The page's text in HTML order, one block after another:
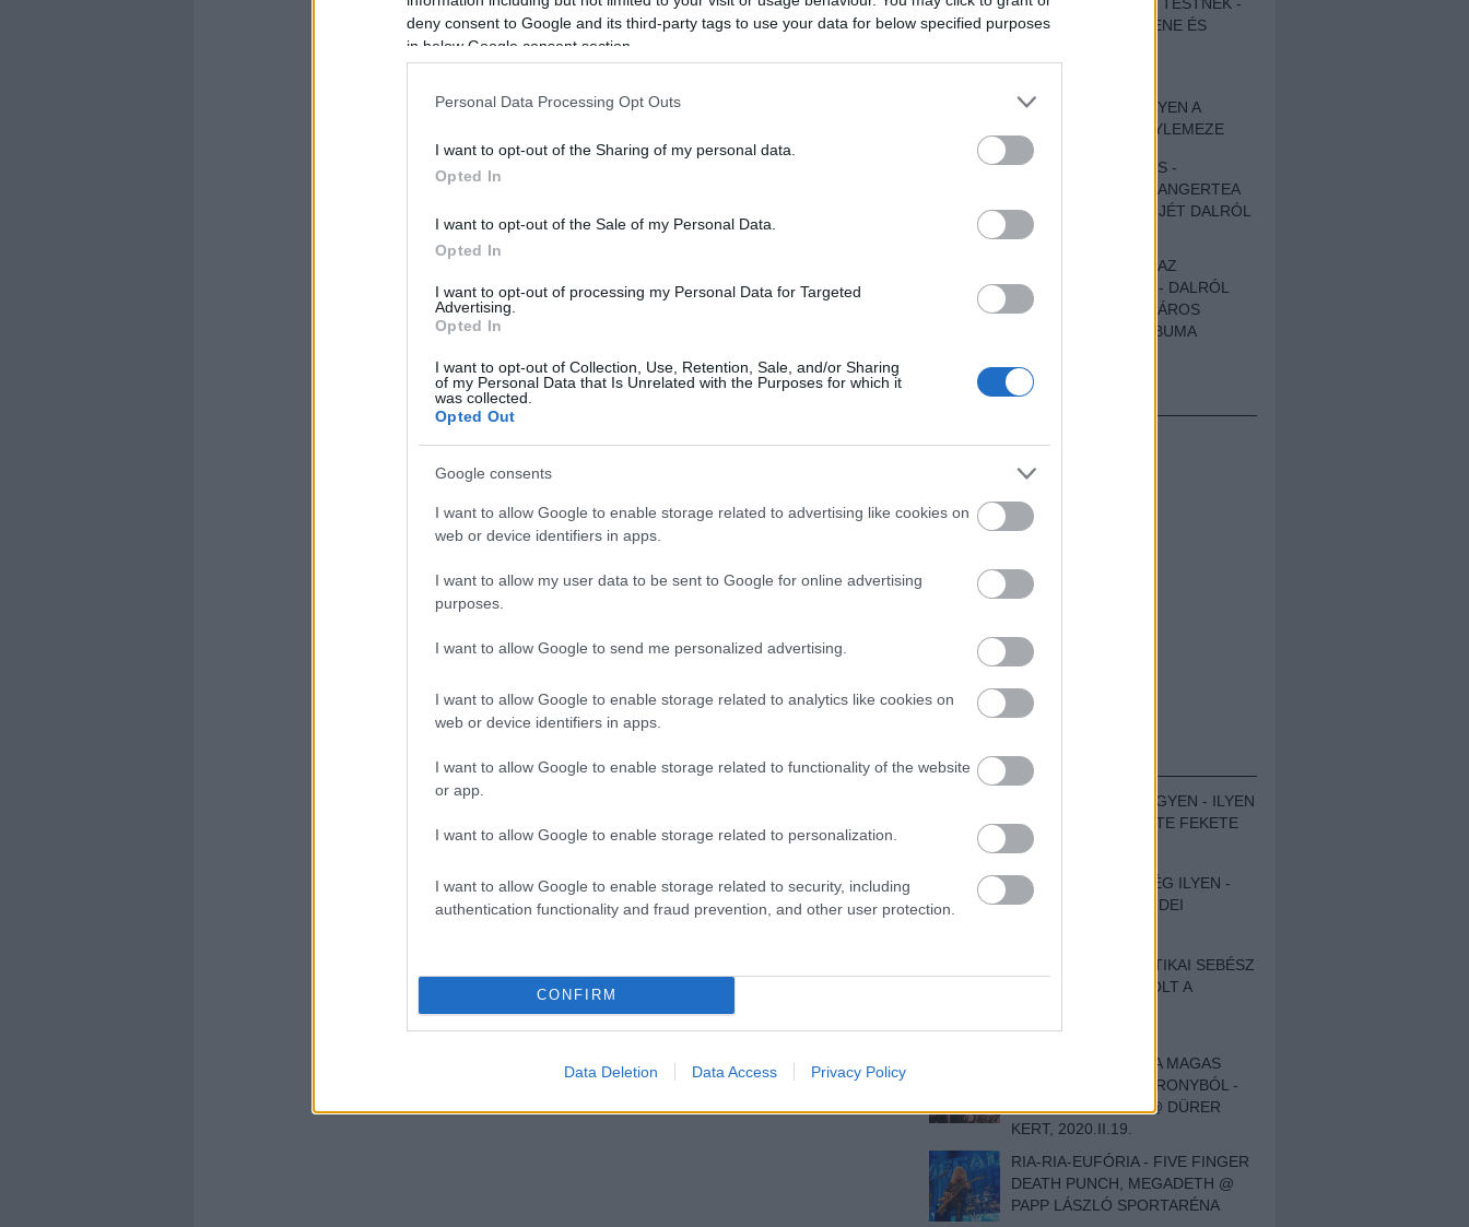
deny consent to Google and its third-party tags to use your data for below specified purposes
in below Google consent section.
Personal Data Processing Opt Outs
I want to opt-out of the Sharing of my personal data.
Opted In
I want to opt-out of the Sale of my Personal Data.
Opted In
I want to opt-out of processing my Personal Data for Targeted
Advertising.
Opted In
I want to opt-out of Collection, Use, Retention, Sale, and/or Sharing
of my Personal Data that Is Unrelated with the Purposes for which it
was collected.
Opted Out
Google consents
I want to allow Google to enable storage related to advertising like cookies on
web or device identifiers in apps.
I want to allow my user data to be sent to Google for online advertising
purposes.
I want to allow Google to send me personalized advertising.
I want to allow Google to enable storage related to analytics like cookies on
web or device identifiers in apps.
I want to allow Google to enable storage related to functionality of the website
or app.
I want to allow Google to enable storage related to personalization.
I want to allow Google to enable storage related to security, including
authentication functionality and fraud prevention, and other user protection.
CONFIRM
Data Deletion Data Access Privacy Policy
AUTENTIKUS NÉPZENE ÉS
SZOMORKODÁS - ILYEN A
KATATONIA ÚJ NAGYLEMEZE
CROCODILE NERVES -
HALLGASD MEG AZ ANGERTEA
MA MEGJELENT EP-JÉT DALRÓL
DALRA!
A FELELŐSSÉGTŐL AZ
ELLOPOTT FÖLDIG - DALRÓL
DALRA A KÉPZELT VÁROS
SAMIZDAT CÍMŰ ALBUMA
HIRDETÉS
BESZÁMOLÓK
ZENÉS TÁBOR A HEGYEN - ILYEN
VOLT A VÍRUS SZÜLTE FEKETE
ZAJ FESZTIVÁL
SOHA NEM VOLT MÉG ILYEN -
BESZÁMOLÓNK AZ IDEI
EGY HALLÁSPLASZTIKAI SEBÉSZ
NAPLÓJA - ILYEN VOLT A
DOKUMENTUMFILM
MÉLY FÉRFIBÁNAT A MAGAS
ELEFÁNTCSONTTORONYBÓL -
LEPROUS, KLONE @ DÜRER
KERT, 2020.II.19.
RIA-RIA-EUFÓRIA - FIVE FINGER
DEATH PUNCH, MEGADETH @
PAPP LÁSZLÓ SPORTARÉNA